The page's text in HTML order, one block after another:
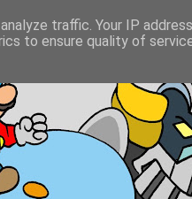
traffic. Your IP
to ensure quality of